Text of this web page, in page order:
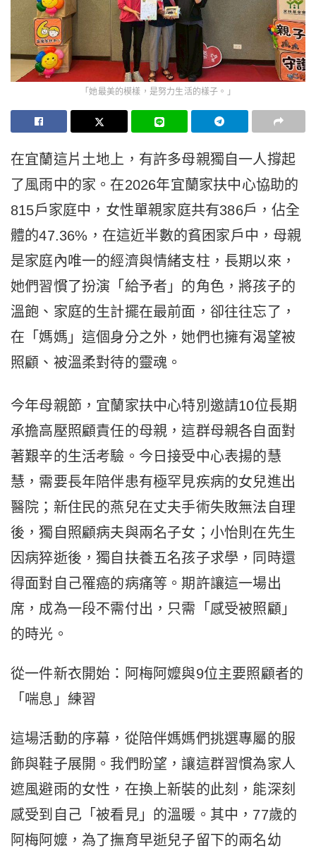
「她最美的模樣，是努力生活的樣子。」
在宜蘭這片土地上，有許多母親獨自一人撐起
了風雨中的家。在2026年宜蘭家扶中心協助的
815戶家庭中，女性單親家庭共有386戶，佔全
體的47.36%，在這近半數的貧困家戶中，母親
是家庭內唯一的經濟與情緒支柱，長期以來，
她們習慣了扮演「給予者」的角色，將孩子的
溫飽、家庭的生計擺在最前面，卻往往忘了，
在「媽媽」這個身分之外，她們也擁有渴望被
照顧、被溫柔對待的靈魂。
今年母親節，宜蘭家扶中心特別邀請10位長期
承擔高壓照顧責任的母親，這群母親各自面對
著艱辛的生活考驗。今日接受中心表揚的慧
慧，需要長年陪伴患有極罕見疾病的女兒進出
醫院；新住民的燕兒在丈夫手術失敗無法自理
後，獨自照顧病夫與兩名子女；小怡則在先生
因病猝逝後，獨自扶養五名孩子求學，同時還
得面對自己罹癌的病痛等。期許讓這一場出
席，成為一段不需付出，只需「感受被照顧」
的時光。
從一件新衣開始：阿梅阿嬤與9位主要照顧者的
「喘息」練習
這場活動的序幕，從陪伴媽媽們挑選專屬的服
飾與鞋子展開。我們盼望，讓這群習慣為家人
遮風避雨的女性，在換上新裝的此刻，能深刻
感受到自己「被看見」的溫暖。其中，77歲的
阿梅阿嬤，為了撫育早逝兒子留下的兩名幼